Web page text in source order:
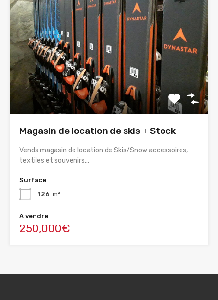
Magasin de location de skis + Stock
Vends magasin de location de Skis/Snow accessoires,
textiles et souvenirs…
Surface
126 m²
A vendre
250,000€